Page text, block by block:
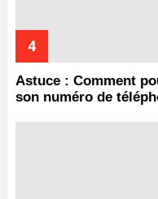
Astuce : Comment
son numéro de